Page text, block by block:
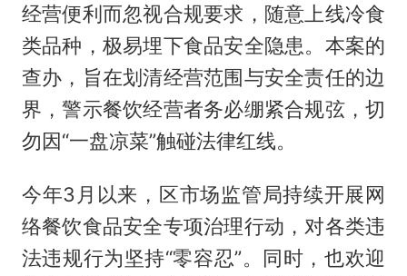
经营便利而忽视合规要求，随意上线冷食
类品种，极易埋下食品安全隐患。本案的
查办，旨在划清经营范围与安全责任的边
界，警示餐饮经营者务必绷紧合规弦，切
勿因“一盘凉菜”触碰法律红线。
今年3月以来，区市场监管局持续开展网
络餐饮食品安全专项治理行动，对各类违
法违规行为坚持“零容忍”。同时，也欢迎